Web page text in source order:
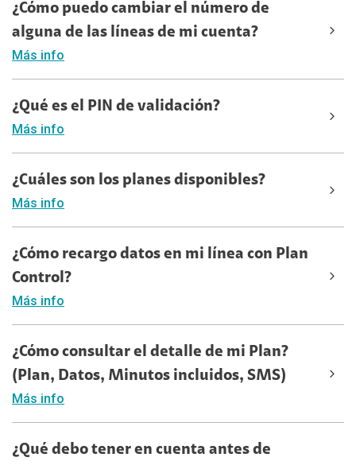
¿Cómo puedo cambiar el número de
alguna de las líneas de mi cuenta?
Más info
¿Qué es el PIN de validación?
Más info
¿Cuáles son los planes disponibles?
Más info
¿Cómo recargo datos en mi línea con Plan
Control?
Más info
¿Cómo consultar el detalle de mi Plan?
(Plan, Datos, Minutos incluidos, SMS)
Más info
¿Qué debo tener en cuenta antes de